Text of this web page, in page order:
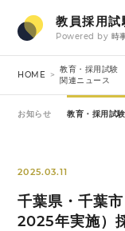
教員採用試
Powered by 時
HOME
教育・採用試験
関連ニュース
お知らせ 教育・採用試
2025.03.11
千葉県・千葉
2025年実施）